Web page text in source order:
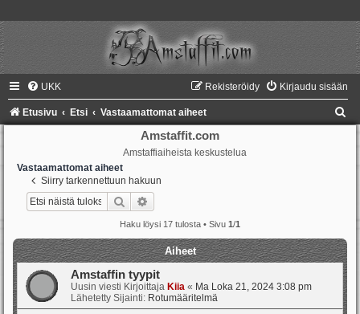
UKK Kirjaudu sisään
Rekisteröidy
Etusivu Etsi Vastaamattomat aiheet
Amstaffit.com
Amstaffiaiheista keskustelua
Vastaamattomat aiheet
Siirry tarkennettuun hakuun
Etsi
Haku löysi 17 tulosta • Sivu 1/1
Aiheet
Amstaffin tyypit
Uusin viesti Kirjoittaja Kiia « Ma Loka 21, 2024 3:08 pm
Lähetetty Sijainti: Rotumääritelmä